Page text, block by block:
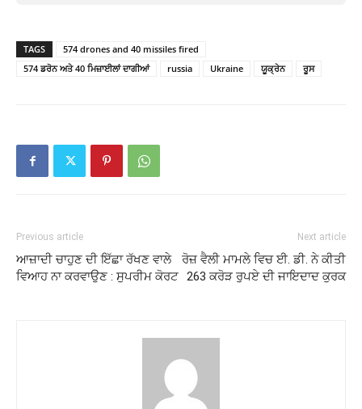
TAGS
574 drones and 40 missiles fired
574 ਡਰੋਨ ਅਤੇ 40 ਮਿਜ਼ਾਈਲਾਂ ਦਾਗੀਆਂ
russia Ukraine ਯੂਕ੍ਰੇਨ ਰੂਸ
Previous article
ਆਜ਼ਾਦੀ ਚਾਹੁਣ ਦੀ ਇੱਛਾ ਰੱਖਣ ਵਾਲੇ
ਵਿਆਹ ਨਾ ਕਰਵਾਉਣ : ਸੁਪਰੀਮ ਕੋਰਟ
Next article
ਰੋਜ਼ ਵੈਲੀ ਮਾਮਲੇ ਵਿਚ ਈ. ਡੀ. ਨੇ ਕੀਤੀ
263 ਕਰੋੜ ਰੁਪਏ ਦੀ ਜਾਇਦਾਦ ਕੁਰਕ